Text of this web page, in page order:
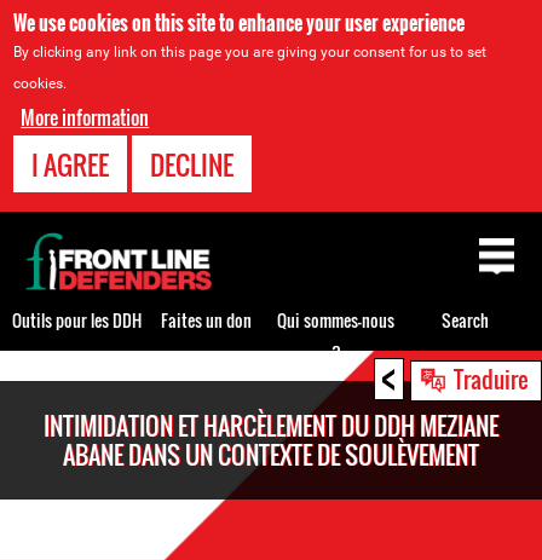
We use cookies on this site to enhance your user experience
By clicking any link on this page you are giving your consent for us to set
cookies.
More information
I AGREE DECLINE
< Traduire
INTIMIDATION ET HARCÈLEMENT DU DDH MEZIANE
ABANE DANS UN CONTEXTE DE SOULÈVEMENT
Back
to
top
Outils pour les DDH Faites un don
Qui sommes-nous
?
Search